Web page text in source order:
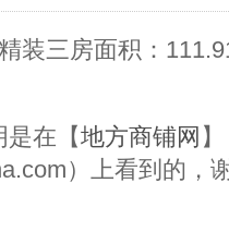
装三房面积：
是在【地方商铺网 】
）上看到的，